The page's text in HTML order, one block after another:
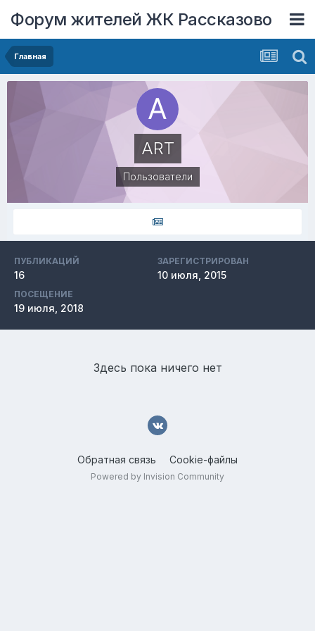
Форум жителей ЖК Рассказово
Главная
ART
Пользователи
ПУБЛИКАЦИЙ
16
ЗАРЕГИСТРИРОВАН
10 июля, 2015
ПОСЕЩЕНИЕ
19 июля, 2018
Здесь пока ничего нет
Обратная связь Cookie-файлы
Powered by Invision Community